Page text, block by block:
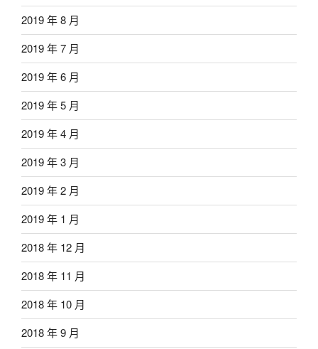
2019 年 8 月
2019 年 7 月
2019 年 6 月
2019 年 5 月
2019 年 4 月
2019 年 3 月
2019 年 2 月
2019 年 1 月
2018 年 12 月
2018 年 11 月
2018 年 10 月
2018 年 9 月